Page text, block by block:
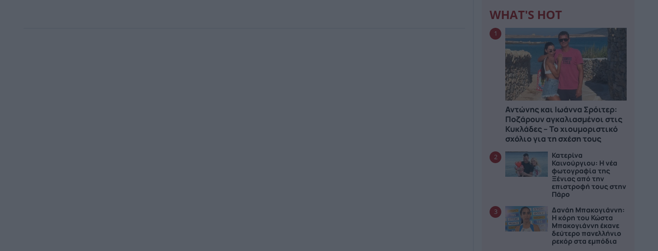
WHAT'S HOT
1
Αντώνης και Ιωάννα Σρόιτερ:
Ποζάρουν αγκαλιασμένοι στις
Κυκλάδες – Το χιουμοριστικό
σχόλιο για τη σχέση τους
2
Κατερίνα
Καινούργιου: Η νέα
φωτογραφία της
Ξένιας από την
επιστροφή τους στην
Πάρο
3
Δανάη Μπακογιάννη:
Η κόρη του Κώστα
Μπακογιάννη έκανε
δεύτερο πανελλήνιο
ρεκόρ στα εμπόδια